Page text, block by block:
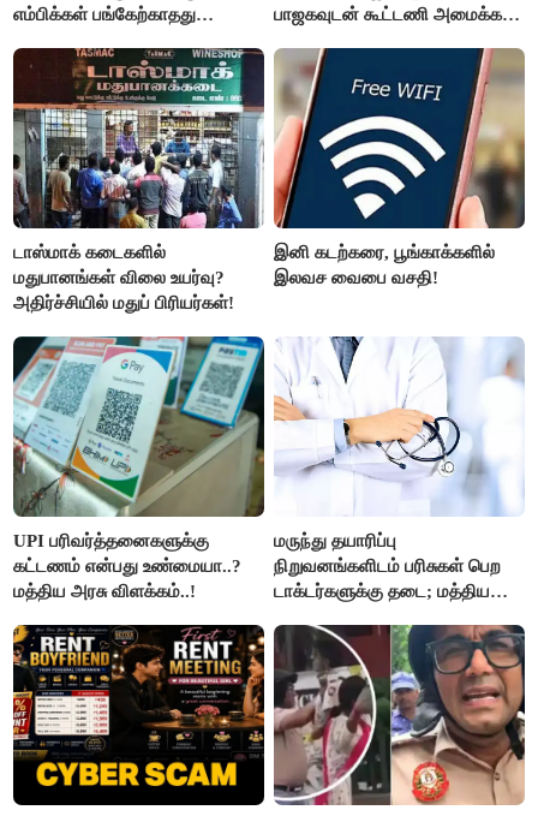
எம்பிக்கள் பங்கேற்காதது
பாஜகவுடன் கூட்டணி அமைக்க
டாஸ்மாக் கடைகளில்
மதுபானங்கள் விலை உயர்வு?
அதிர்ச்சியில் மதுப் பிரியர்கள்!
இனி கடற்கரை, பூங்காக்களில்
இலவச வைபை வசதி!
UPI பரிவர்த்தனைகளுக்கு
கட்டணம் என்பது உண்மையா..?
மத்திய அரசு விளக்கம்..!
மருந்து தயாரிப்பு
நிறுவனங்களிடம் பரிசுகள் பெற
டாக்டர்களுக்கு தடை; மத்திய